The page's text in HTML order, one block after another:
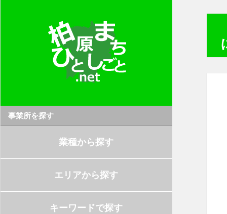
事業所を探す
業種から探す
エリアから探す
キーワードで探す